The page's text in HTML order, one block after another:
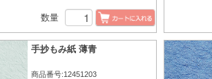
数量
手抄もみ紙 薄青
商品番号:12451203